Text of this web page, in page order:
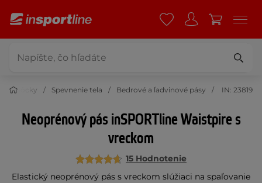
pomôcky Spevnenie tela Bedrové a ľadvinové pásy IN: 23819
Neoprénový pás inSPORTline Waistpire s
vreckom
15 Hodnotenie
Elastický neoprénový pás s vreckom slúžiaci na spaľovanie